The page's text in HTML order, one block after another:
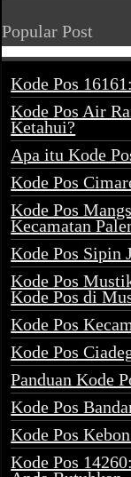
Popular Post
Kode Pos
Kode Pos Air
Ketahui?
Apa itu Kode
Kode Pos
Kode Pos
Kecamatan
Kode Pos Sipin
Kode Pos
Kode Pos di
Kode Pos
Kode Pos
Panduan Kode
Kode Pos
Kode Pos
Kode Pos